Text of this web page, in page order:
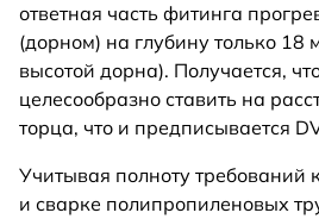
ответная часть фитинга
(дорном) на глубину только 18
высотой дорна). Получается,
целесообразно ставить на
торца, что и предписывается
Учитывая полноту требований
и сварке полипропиленовых